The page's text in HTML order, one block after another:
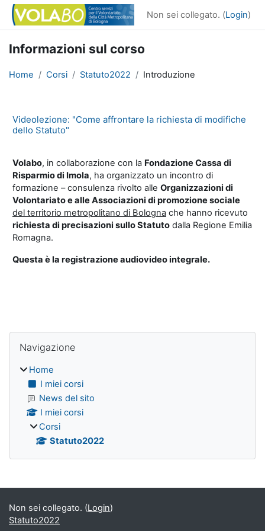
Vai al contenuto principale
Non sei collegato. (Login)
Informazioni sul corso
Home Corsi Statuto2022 Introduzione
Videolezione: "Come affrontare la richiesta di modifiche
dello Statuto"
Volabo, in collaborazione con la Fondazione Cassa di
Risparmio di Imola, ha organizzato un incontro di
formazione – consulenza rivolto alle Organizzazioni di
Volontariato e alle Associazioni di promozione sociale
del territorio metropolitano di Bologna che hanno ricevuto
richiesta di precisazioni sullo Statuto dalla Regione Emilia
Romagna.
Questa è la registrazione audiovideo integrale.
Blocchi
Navigazione
Home
I miei corsi
News del sito
I miei corsi
Corsi
Statuto2022
Blocchi supplementari
Non sei collegato. (Login)
Statuto2022